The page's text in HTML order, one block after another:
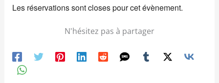
Les réservations sont closes pour cet évènement.
N'hésitez pas à partager